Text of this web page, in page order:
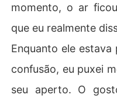
momento, o ar
que eu realmente
Enquanto ele
confusão, eu puxei
seu aperto. O